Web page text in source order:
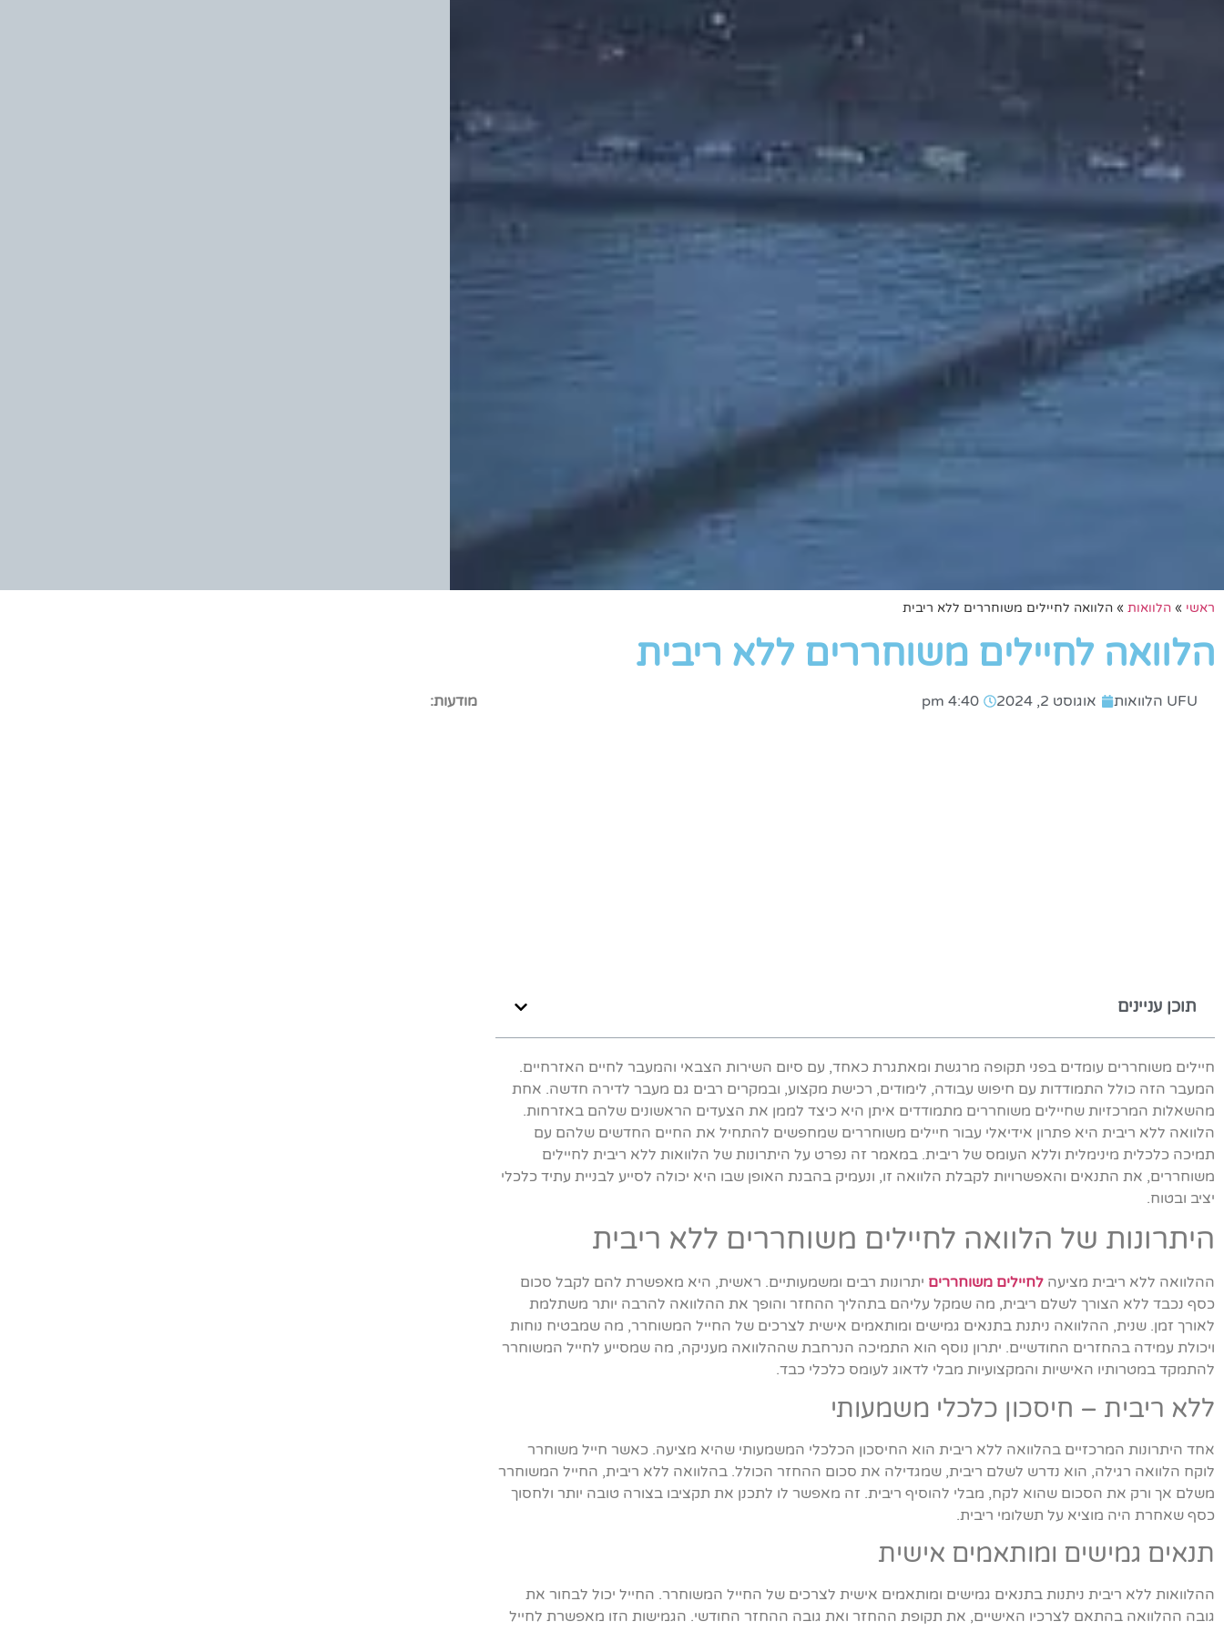
ראשי » הלוואות » הלוואה לחיילים משוחררים ללא ריבית
הלוואה לחיילים משוחררים ללא ריבית
UFU הלוואות אוגוסט 2, 2024 4:40 pm
תוכן עניינים
חיילים משוחררים עומדים בפני תקופה מרגשת ומאתגרת כאחד, עם סיום השירות הצבאי והמעבר לחיים האזרחיים.
המעבר הזה כולל התמודדות עם חיפוש עבודה, לימודים, רכישת מקצוע, ובמקרים רבים גם מעבר לדירה חדשה. אחת
מהשאלות המרכזיות שחיילים משוחררים מתמודדים איתן היא כיצד לממן את הצעדים הראשונים שלהם באזרחות.
הלוואה ללא ריבית היא פתרון אידיאלי עבור חיילים משוחררים שמחפשים להתחיל את החיים החדשים שלהם עם
תמיכה כלכלית מינימלית וללא העומס של ריבית. במאמר זה נפרט על היתרונות של הלוואות ללא ריבית לחיילים
משוחררים, את התנאים והאפשרויות לקבלת הלוואה זו, ונעמיק בהבנת האופן שבו היא יכולה לסייע לבניית עתיד כלכלי
יציב ובטוח.
היתרונות של הלוואה לחיילים משוחררים ללא ריבית
ההלוואה ללא ריבית מציעה לחיילים משוחררים יתרונות רבים ומשמעותיים. ראשית, היא מאפשרת להם לקבל סכום
כסף נכבד ללא הצורך לשלם ריבית, מה שמקל עליהם בתהליך ההחזר והופך את ההלוואה להרבה יותר משתלמת
לאורך זמן. שנית, ההלוואה ניתנת בתנאים גמישים ומותאמים אישית לצרכים של החייל המשוחרר, מה שמבטיח נוחות
ויכולת עמידה בהחזרים החודשיים. יתרון נוסף הוא התמיכה הנרחבת שההלוואה מעניקה, מה שמסייע לחייל המשוחרר
להתמקד במטרותיו האישיות והמקצועיות מבלי לדאוג לעומס כלכלי כבד.
ללא ריבית – חיסכון כלכלי משמעותי
אחד היתרונות המרכזיים בהלוואה ללא ריבית הוא החיסכון הכלכלי המשמעותי שהיא מציעה. כאשר חייל משוחרר
לוקח הלוואה רגילה, הוא נדרש לשלם ריבית, שמגדילה את סכום ההחזר הכולל. בהלוואה ללא ריבית, החייל המשוחרר
משלם אך ורק את הסכום שהוא לקח, מבלי להוסיף ריבית. זה מאפשר לו לתכנן את תקציבו בצורה טובה יותר ולחסוך
כסף שאחרת היה מוציא על תשלומי ריבית.
תנאים גמישים ומותאמים אישית
ההלוואות ללא ריבית ניתנות בתנאים גמישים ומותאמים אישית לצרכים של החייל המשוחרר. החייל יכול לבחור את
גובה ההלוואה בהתאם לצרכיו האישיים, את תקופת ההחזר ואת גובה ההחזר החודשי. הגמישות הזו מאפשרת לחייל
מודעות: